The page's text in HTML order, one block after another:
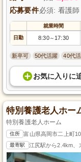
応募要件必須: 看護師
就業時間
日勤 8:30～ 17:30
新卒可 50代活躍 40代
お気に入り に
特別養護老人ホー
特別養護老人ホーム
住所 富山県高岡市二上町
最寄駅 江尻駅から2.4km、